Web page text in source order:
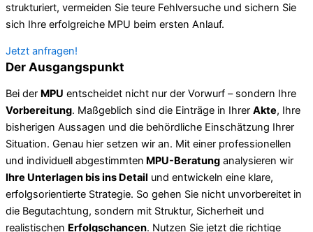
strukturiert, vermeiden Sie teure Fehlversuche und sichern Sie
sich Ihre erfolgreiche MPU beim ersten Anlauf.
Jetzt anfragen!
Der Ausgangspunkt
Bei der MPU entscheidet nicht nur der Vorwurf – sondern Ihre
Vorbereitung. Maßgeblich sind die Einträge in Ihrer Akte, Ihre
bisherigen Aussagen und die behördliche Einschätzung Ihrer
Situation. Genau hier setzen wir an. Mit einer professionellen
und individuell abgestimmten MPU-Beratung analysieren wir
Ihre Unterlagen bis ins Detail und entwickeln eine klare,
erfolgsorientierte Strategie. So gehen Sie nicht unvorbereitet in
die Begutachtung, sondern mit Struktur, Sicherheit und
realistischen Erfolgschancen. Nutzen Sie jetzt die richtige